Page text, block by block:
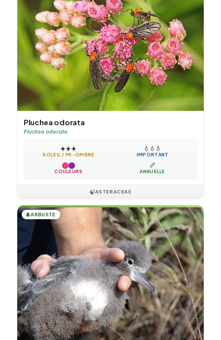
Pluchea odorata
Pluchea odorata
☀️☀️☀️
SOLEIL / MI-OMBRE
💧 💧 💧
IMPORTANT
COULEURS
📏
ANNUELLE
🍃ASTERACEAE
🌲ARBUSTE